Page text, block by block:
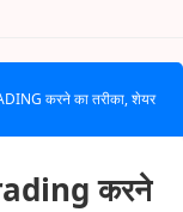
करने का तरीका, शेयर
करने